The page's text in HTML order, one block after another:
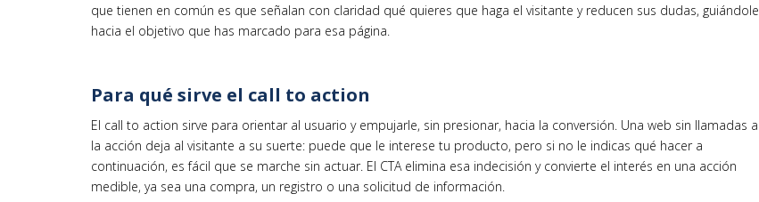
que tienen en común es que señalan con claridad qué quieres que haga el visitante y reducen sus dudas, guiándole
hacia el objetivo que has marcado para esa página.
Para qué sirve el call to action
El call to action sirve para orientar al usuario y empujarle, sin presionar, hacia la conversión. Una web sin llamadas a
la acción deja al visitante a su suerte: puede que le interese tu producto, pero si no le indicas qué hacer a
continuación, es fácil que se marche sin actuar. El CTA elimina esa indecisión y convierte el interés en una acción
medible, ya sea una compra, un registro o una solicitud de información.